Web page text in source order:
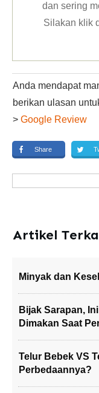
dan sering
Silakan klik
Anda mendapat
berikan ulasan
> Google Review
Share
Artikel
Minyak dan
Bijak Sarapan,
Dimakan Saat
Telur Bebek VS
Perbedaannya?